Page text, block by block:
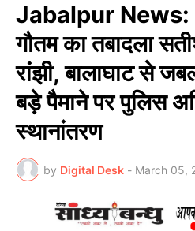
Jabalpur News:
गौतम का तबादला
रांझी, बालाघाट से
बड़े पैमाने पर पुलिस
स्थानांतरण
by Digital Desk - March 05,